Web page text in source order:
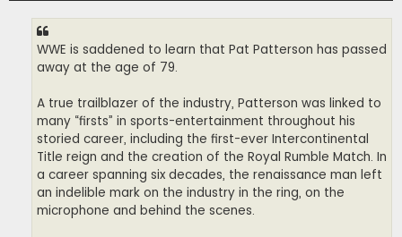
WWE is saddened to learn that Pat Patterson has passed
away at the age of 79.
A true trailblazer of the industry, Patterson was linked to
many “firsts” in sports-entertainment throughout his
storied career, including the first-ever Intercontinental
Title reign and the creation of the Royal Rumble Match. In
a career spanning six decades, the renaissance man left
an indelible mark on the industry in the ring, on the
microphone and behind the scenes.